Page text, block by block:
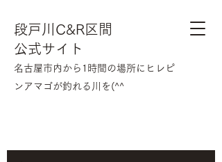
段戸川C&R区間
公式サイト
​名古屋市内から1時間の場所にヒレピ
ンアマゴが釣れる川を(^^